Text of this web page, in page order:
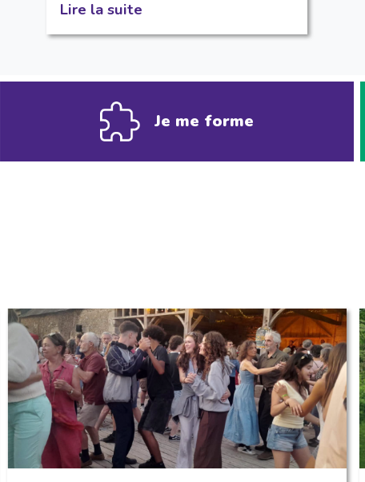
Lire la suite
Je me forme